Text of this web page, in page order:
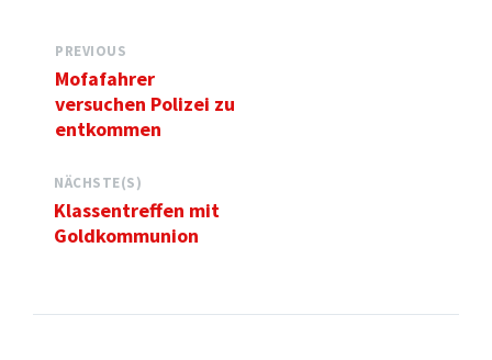
PREVIOUS
Mofafahrer
versuchen Polizei zu
entkommen
NÄCHSTE(S)
Klassentreffen mit
Goldkommunion